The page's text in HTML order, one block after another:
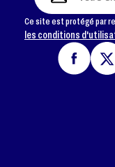
Ce site est protégé par
les conditions